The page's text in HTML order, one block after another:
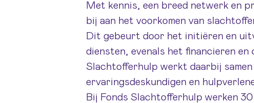
Met kennis, een breed netwerk en
bij aan het voorkomen van
Dit gebeurt door het initiëren en
diensten, evenals het financieren
Slachtofferhulp werkt daarbij
ervaringsdeskundigen en
Bij Fonds Slachtofferhulp werken